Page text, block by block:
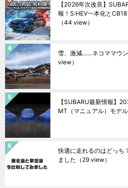
【2026年次改良】
報！S:HEV一本化と
（44 view）
雪、激減……ネコママウ
view）
【SUBARU最新情報】
MT（マニュアル）モデ
快適に走れるのはどっち
ました （29 view）